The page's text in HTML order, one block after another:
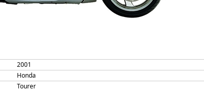
2001
Honda
Tourer